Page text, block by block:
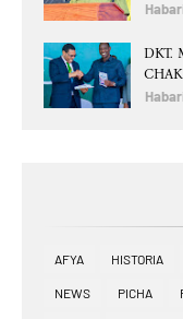
DKT.
AFYA HISTORIA
NEWS PICHA